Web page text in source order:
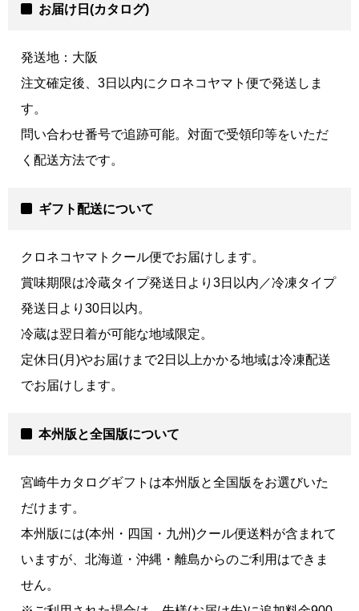
お届け日(カタログ)
発送地：大阪
注文確定後、3日以内にクロネコヤマト便で発送しま
す。
問い合わせ番号で追跡可能。対面で受領印等をいただ
く配送方法です。
ギフト配送について
クロネコヤマトクール便でお届けします。
賞味期限は冷蔵タイプ発送日より3日以内／冷凍タイプ
発送日より30日以内。
冷蔵は翌日着が可能な地域限定。
定休日(月)やお届けまで2日以上かかる地域は冷凍配送
でお届けします。
本州版と全国版について
宮崎牛カタログギフトは本州版と全国版をお選びいた
だけます。
本州版には(本州・四国・九州)クール便送料が含まれて
いますが、北海道・沖縄・離島からのご利用はできま
せん。